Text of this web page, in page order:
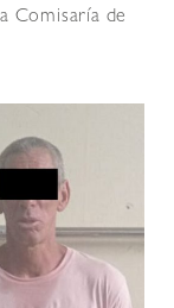
Comisaría de